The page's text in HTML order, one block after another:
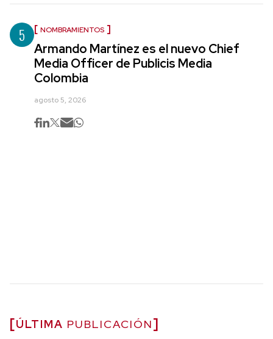
5 NOMBRAMIENTOS
Armando Martínez es el nuevo Chief
Media Officer de Publicis Media
Colombia
agosto 5, 2026
ÚLTIMA PUBLICACIÓN